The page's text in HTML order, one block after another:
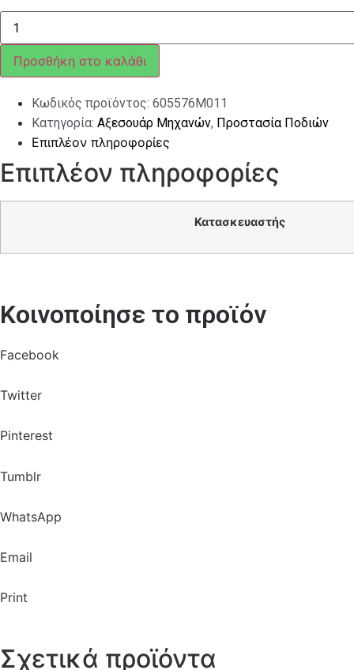
ΠΡΟΣΤΑΣΙΑ
ΠΟΔΙΩΝ
MP3
BUS/SPORT
ποσότητα
Προσθήκη στο καλάθι
Κωδικός προϊόντος: 605576M011
Κατηγορία: Αξεσουάρ Μηχανών, Προστασία Ποδιών
Επιπλέον πληροφορίες
Επιπλέον πληροφορίες
Κατασκευαστής
Κοινοποίησε το προϊόν
Facebook
Twitter
Pinterest
Tumblr
WhatsApp
Email
Print
Σχετικά προϊόντα